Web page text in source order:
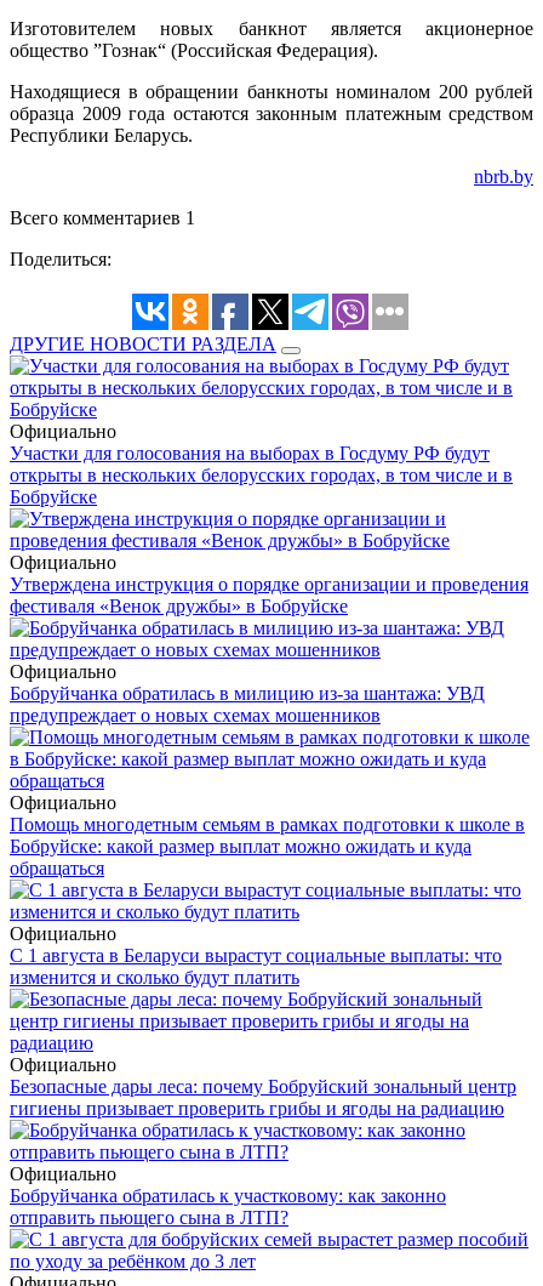
Изготовителем новых банкнот является акционерное
общество ”Гознак“ (Российская Федерация).
Находящиеся в обращении банкноты номиналом 200 рублей
образца 2009 года остаются законным платежным средством
Республики Беларусь.
nbrb.by
Всего комментариев 1
Поделиться:
ДРУГИЕ НОВОСТИ РАЗДЕЛА
Официально
Участки для голосования на выборах в Госдуму РФ будут
открыты в нескольких белорусских городах, в том числе и в
Бобруйске
Официально
Утверждена инструкция о порядке организации и проведения
фестиваля «Венок дружбы» в Бобруйске
Официально
Бобруйчанка обратилась в милицию из-за шантажа: УВД
предупреждает о новых схемах мошенников
Официально
Помощь многодетным семьям в рамках подготовки к школе в
Бобруйске: какой размер выплат можно ожидать и куда
обращаться
Официально
С 1 августа в Беларуси вырастут социальные выплаты: что
изменится и сколько будут платить
Официально
Безопасные дары леса: почему Бобруйский зональный центр
гигиены призывает проверить грибы и ягоды на радиацию
Официально
Бобруйчанка обратилась к участковому: как законно
отправить пьющего сына в ЛТП?